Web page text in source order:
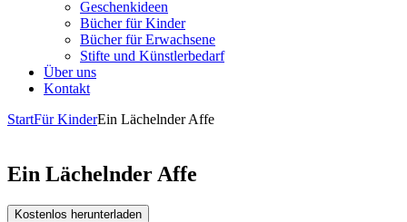
Geschenkideen
Bücher für Kinder
Bücher für Erwachsene
Stifte und Künstlerbedarf
Über uns
Kontakt
StartFür KinderEin Lächelnder Affe
Ein Lächelnder Affe
Kostenlos herunterladen